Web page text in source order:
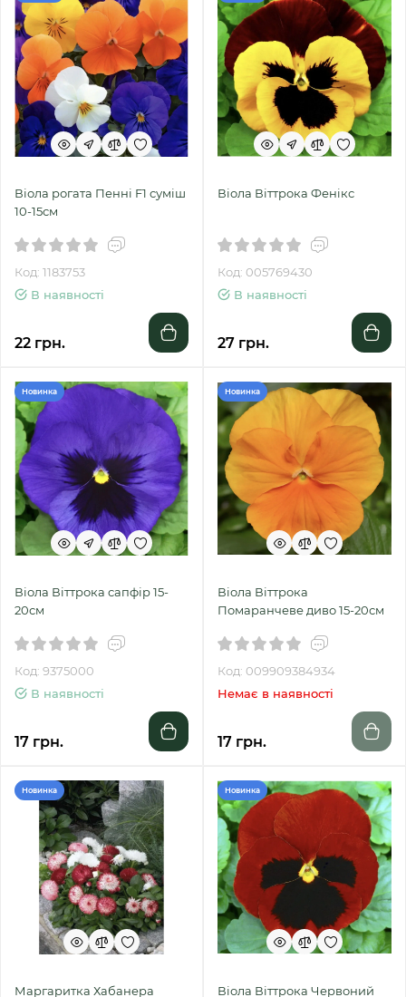
Віола рогата Пенні F1 суміш
10-15см
Код: 1183753
В наявності
22 грн.
Віола Віттрока Фенікс
Код: 005769430
В наявності
27 грн.
Новинка
Віола Віттрока сапфір 15-
20см
Код: 9375000
В наявності
17 грн.
Новинка
Віола Віттрока
Помаранчеве диво 15-20см
Код: 009909384934
Немає в наявності
17 грн.
Новинка
Маргаритка Хабанера
Новинка
Віола Віттрока Червоний